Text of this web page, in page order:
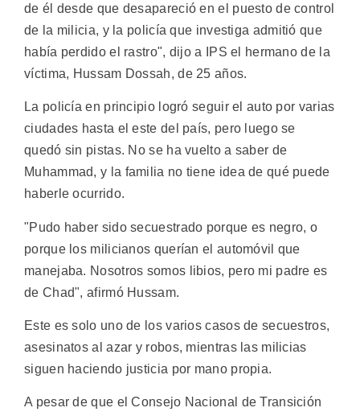
de él desde que desapareció en el puesto de control
de la milicia, y la policía que investiga admitió que
había perdido el rastro", dijo a IPS el hermano de la
víctima, Hussam Dossah, de 25 años.
La policía en principio logró seguir el auto por varias
ciudades hasta el este del país, pero luego se
quedó sin pistas. No se ha vuelto a saber de
Muhammad, y la familia no tiene idea de qué puede
haberle ocurrido.
"Pudo haber sido secuestrado porque es negro, o
porque los milicianos querían el automóvil que
manejaba. Nosotros somos libios, pero mi padre es
de Chad", afirmó Hussam.
Este es solo uno de los varios casos de secuestros,
asesinatos al azar y robos, mientras las milicias
siguen haciendo justicia por mano propia.
A pesar de que el Consejo Nacional de Transición